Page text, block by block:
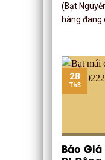
(Bạt
hàng đang
Báo Giá
28
Th3